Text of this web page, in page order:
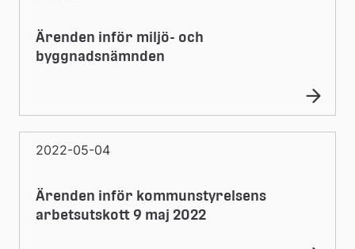
Ärenden inför miljö- och
byggnadsnämnden
2022-05-04
Ärenden inför kommunstyrelsens
arbetsutskott 9 maj 2022